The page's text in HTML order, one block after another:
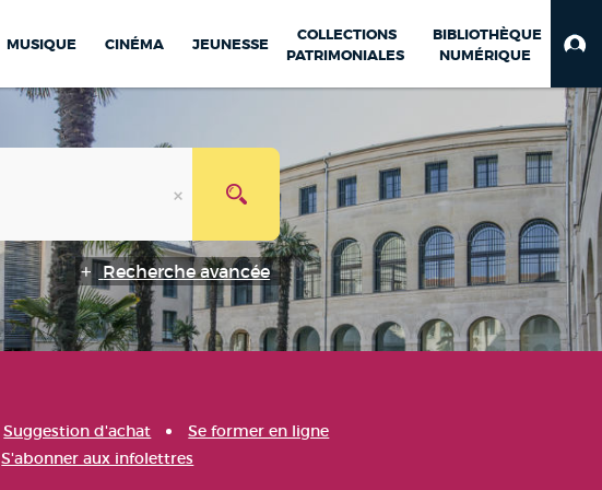
MUSIQUE CINÉMA JEUNESSE
COLLECTIONS
PATRIMONIALES
BIBLIOTHÈQUE
NUMÉRIQUE
Recherche avancée
Suggestion d'achat
Se former en ligne
S'abonner aux infolettres